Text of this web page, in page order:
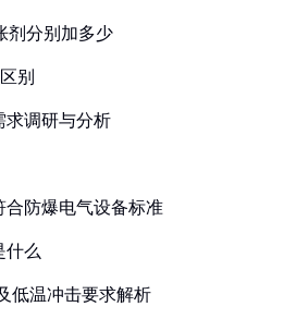
剂分别加多少
别
求调研与分析
合防爆电气设备标准
什么
低温冲击要求解析